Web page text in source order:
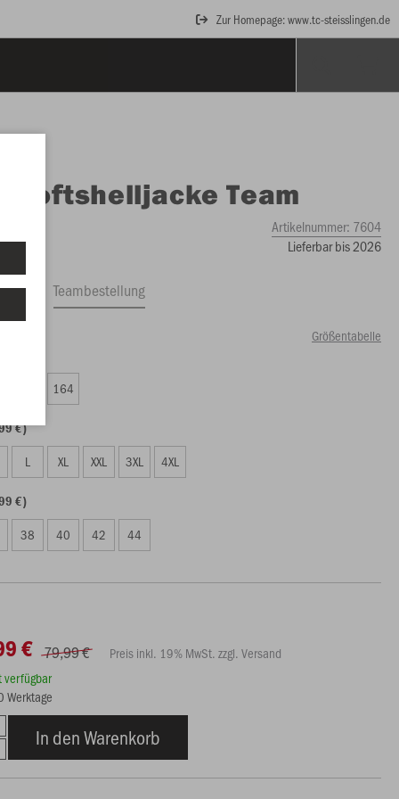
Zur Homepage: www.tc-steisslingen.de
Softshelljacke Team
Artikelnummer: 7604
Lieferbar bis 2026
Teambestellung
Größentabelle
164
€)
L XL XXL 3XL 4XL
€)
38 40 42 44
€ 79,99 €
Preis inkl. 19% MwSt. zzgl. Versand
verfügbar
Werktage
In den Warenkorb